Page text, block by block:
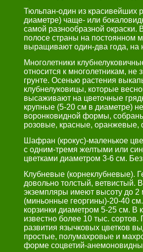
Тюльпан-один из красивейших
диаметре) чаще- или
самой разнообразной окраски.
полосе страны на постоянном
выращивают один-два года, на
Многолетники
относится к многолетникам,
грунте. Осенью растения
клубнелуковицы, которые
высаживают на цветочные
крупные (5-20 см в диаметре)
воронковидной формы,
розовые, красные, оранжевые,
Шафран (крокус)-маленькое
с одним-тремя желтыми или
цветками диаметром 3-6 см. Без
Клубневые (корнеклубневые).
довольно толстый, ветвистый.
экземпляры имеют высоту до 2
(миньонные георгины)-20-40
корзинки диаметром 5-25 см. В
известно более 10 тыс. сортов.
развития язычковых цветков
простые, полумахровые и
форме соцветий-